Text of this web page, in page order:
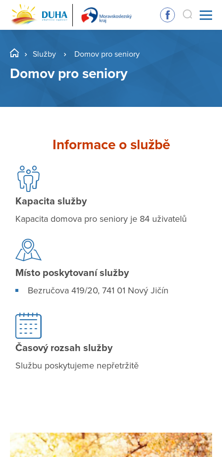
Služby Domov pro seniory
Domov pro seniory
Informace o službě
Kapacita služby
Kapacita domova pro seniory je 84 uživatelů
Místo poskytovaní služby
Bezručova 419/20, 741 01 Nový Jičín
Časový rozsah služby
Službu poskytujeme nepřetržitě